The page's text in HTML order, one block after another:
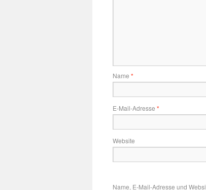
Name *
E-Mail-Adresse *
Website
Name, E-Mail-Adresse und